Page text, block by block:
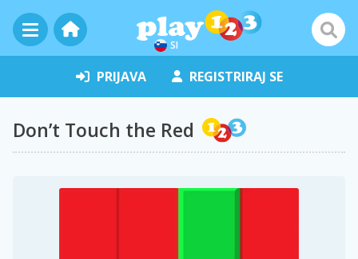
SI
PRIJAVA REGISTRIRAJ SE
Don’t Touch the Red